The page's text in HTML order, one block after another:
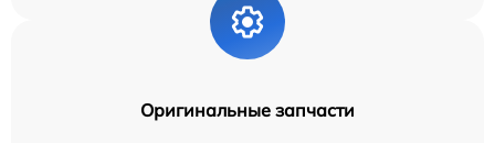
Оригинальные запчасти